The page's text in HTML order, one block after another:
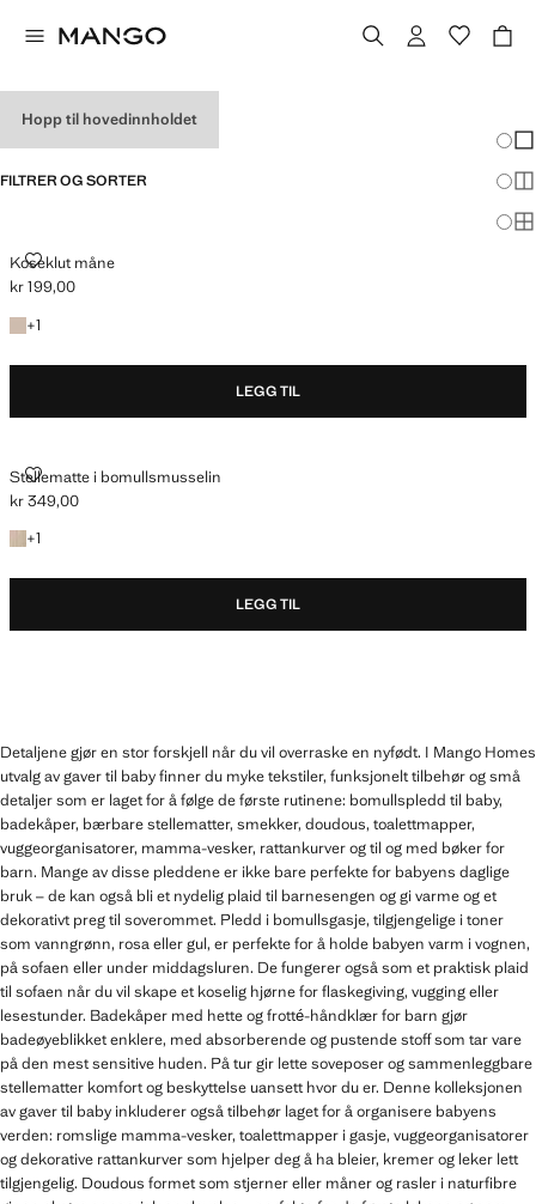
Hopp til hovedinnholdet
FILTRER OG SORTER
Koseklut måne
KOSEKLUT MÅNE
Gjeldende pris [kr 199,00 ]
kr 199,00
+1
+1 farge
LEGG TIL
Stellematte i bomullsmusselin
STELLEMATTE I BOMULLSMUSSELIN
Gjeldende pris [kr 349,00 ]
kr 349,00
+1
+1 farge
LEGG TIL
Detaljene gjør en stor forskjell når du vil overraske en nyfødt. I Mango Homes
utvalg av gaver til baby finner du myke tekstiler, funksjonelt tilbehør og små
detaljer som er laget for å følge de første rutinene: bomullspledd til baby,
badekåper, bærbare stellematter, smekker, doudous, toalettmapper,
vuggeorganisatorer, mamma-vesker, rattankurver og til og med bøker for
barn. Mange av disse pleddene er ikke bare perfekte for babyens daglige
bruk – de kan også bli et nydelig plaid til barnesengen og gi varme og et
dekorativt preg til soverommet. Pledd i bomullsgasje, tilgjengelige i toner
som vanngrønn, rosa eller gul, er perfekte for å holde babyen varm i vognen,
på sofaen eller under middagsluren. De fungerer også som et praktisk plaid
til sofaen når du vil skape et koselig hjørne for flaskegiving, vugging eller
lesestunder. Badekåper med hette og frotté-håndklær for barn gjør
badeøyeblikket enklere, med absorberende og pustende stoff som tar vare
på den mest sensitive huden. På tur gir lette soveposer og sammenleggbare
stellematter komfort og beskyttelse uansett hvor du er. Denne kolleksjonen
av gaver til baby inkluderer også tilbehør laget for å organisere babyens
verden: romslige mamma-vesker, toalettmapper i gasje, vuggeorganisatorer
og dekorative rattankurver som hjelper deg å ha bleier, kremer og leker lett
tilgjengelig. Doudous formet som stjerner eller måner og rasler i naturfibre